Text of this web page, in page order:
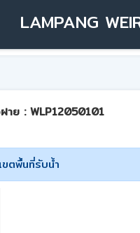
LAMPANG
าย : WLP12050101
ตพื้นที่รับน้ำ